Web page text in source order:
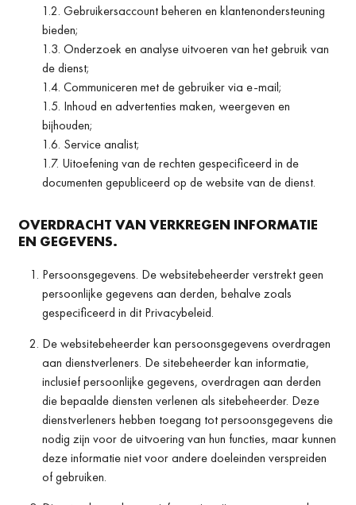
1.2. Gebruikersaccount beheren en klantenondersteuning
bieden;
1.3. Onderzoek en analyse uitvoeren van het gebruik van
de dienst;
1.4. Communiceren met de gebruiker via e-mail;
1.5. Inhoud en advertenties maken, weergeven en
bijhouden;
1.6. Service analist;
1.7. Uitoefening van de rechten gespecificeerd in de
documenten gepubliceerd op de website van de dienst.
OVERDRACHT VAN VERKREGEN INFORMATIE
EN GEGEVENS.
Persoonsgegevens. De websitebeheerder verstrekt geen
persoonlijke gegevens aan derden, behalve zoals
gespecificeerd in dit Privacybeleid.
De websitebeheerder kan persoonsgegevens overdragen
aan dienstverleners. De sitebeheerder kan informatie,
inclusief persoonlijke gegevens, overdragen aan derden
die bepaalde diensten verlenen als sitebeheerder. Deze
dienstverleners hebben toegang tot persoonsgegevens die
nodig zijn voor de uitvoering van hun functies, maar kunnen
deze informatie niet voor andere doeleinden verspreiden
of gebruiken.